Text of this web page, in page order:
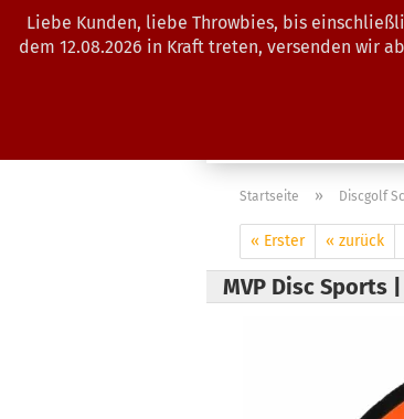
Liebe Kunden, liebe Throwbies, bis
dem 12.08.2026 in Kraft treten, versenden wir
Startseite » Discgolf
« Erster « zurück
MVP Disc Sports